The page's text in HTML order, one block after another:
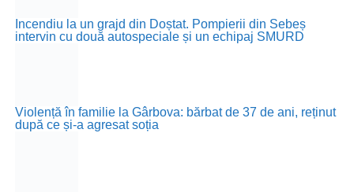
Incendiu la un grajd din Doștat. Pompierii din Sebeș
intervin cu două autospeciale și un echipaj SMURD
Violență în familie la Gârbova: bărbat de 37 de ani, reținut
după ce și-a agresat soția